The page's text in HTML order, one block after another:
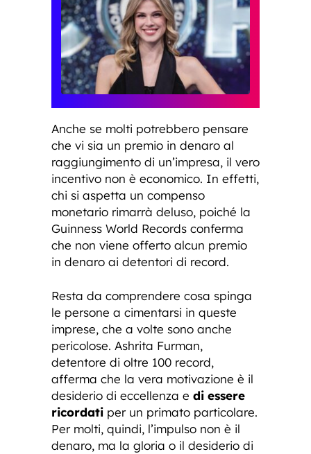
Anche se molti potrebbero pensare
che vi sia un premio in denaro al
raggiungimento di un’impresa, il vero
incentivo non è economico. In effetti,
chi si aspetta un compenso
monetario rimarrà deluso, poiché la
Guinness World Records conferma
che non viene offerto alcun premio
in denaro ai detentori di record.
Resta da comprendere cosa spinga
le persone a cimentarsi in queste
imprese, che a volte sono anche
pericolose. Ashrita Furman,
detentore di oltre 100 record,
afferma che la vera motivazione è il
desiderio di eccellenza e di essere
ricordati per un primato particolare.
Per molti, quindi, l’impulso non è il
denaro, ma la gloria o il desiderio di